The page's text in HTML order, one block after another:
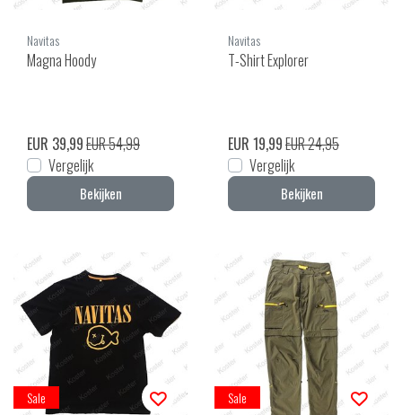
Navitas
Magna Hoody
EUR 39,99EUR 54,99
Vergelijk
Bekijken
Navitas
T-Shirt Explorer
EUR 19,99EUR 24,95
Vergelijk
Bekijken
Sale Sale